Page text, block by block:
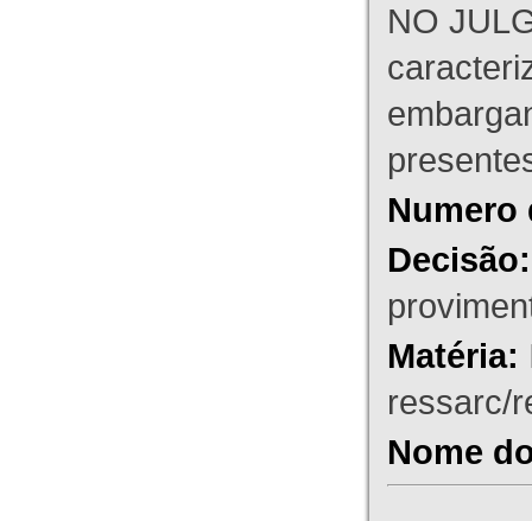
NO
Numero
Decisão:
Matéria:
ressarc/
Nome